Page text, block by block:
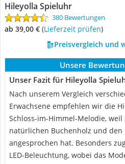
Hileyolla Spieluhr
380 Bewertungen
ab 39,00 € (Lieferzeit prüfen)
Preisvergleich und
Unsere
Unser Fazit für Hileyolla
Nach unserem Vergleich
Erwachsene empfehlen wir die
Schloss-im-Himmel-Melodie,
natürlichen Buchenholz und den
angesprochen hat. Besonders
LED-Beleuchtung, wobei das